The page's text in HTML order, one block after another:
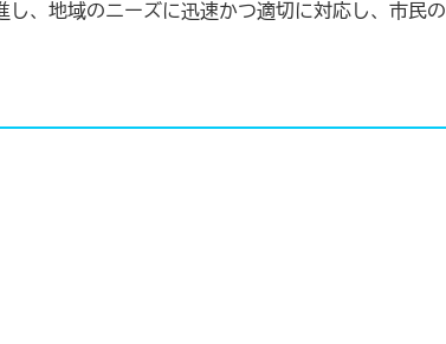
、地域のニーズに迅速かつ適切に対応し、市民の